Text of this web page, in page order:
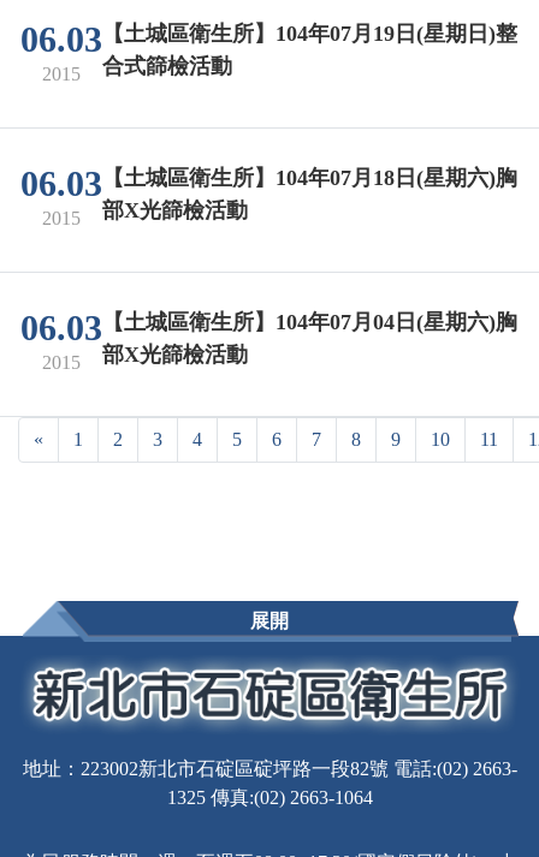
06.03
2015
【土城區衛生所】104年07月19日(星期日)整
合式篩檢活動
06.03
2015
【土城區衛生所】104年07月18日(星期六)胸
部X光篩檢活動
06.03
2015
【土城區衛生所】104年07月04日(星期六)胸
部X光篩檢活動
« 1 2 3 4 5 6 7 8 9 10 11
展開
地址：223002新北市石碇區碇坪路一段82號 電話:(02) 2663-
1325 傳真:(02) 2663-1064